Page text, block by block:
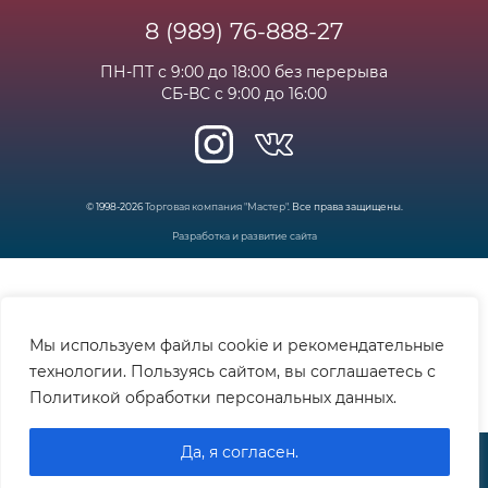
Мы используем файлы cookie и рекомендательные
технологии. Пользуясь сайтом, вы соглашаетесь с
Политикой обработки персональных данных.
Да, я согласен.
Часто задаваемые вопросы
8 (989) 76-888-27
ПН-ПТ с 9:00 до 18:00 без перерыва
СБ-ВС с 9:00 до 16:00
© 1998-2026Торговая компания "Мастер". Все права защищены.
Разработка и развитие сайта
Меню Войти Контакты Избранное Корзина